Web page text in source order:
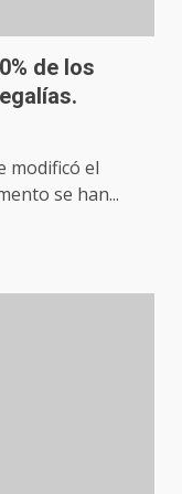
de los
modificó el
se han...